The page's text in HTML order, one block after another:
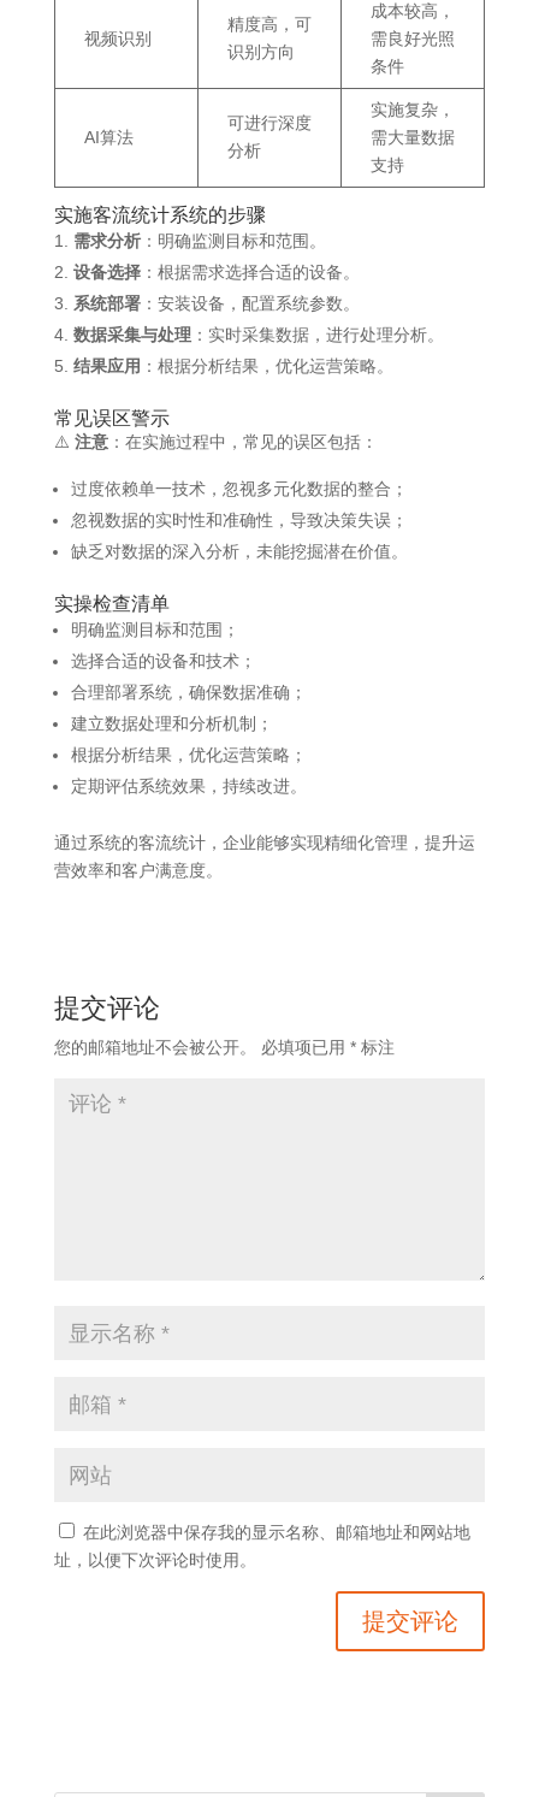
视频识别
精度高，可
识别方向
成本较高，
需良好光照
条件
AI算法
可进行深度
分析
实施复杂，
需大量数据
支持
实施客流统计系统的步骤
需求分析：​明确监测目标和范围。
设备选择：​根据需求选择合适的设备。
系统部署：​安装设备，配置系统参数。
数据采集与处理：​实时采集数据，进行处理分析。
结果应用 ：​根据分析结果，优化运营策略。​
常见误区警示
⚠️ 注意：在实施过程中，常见的误区包括：​
过度依赖单一技术，忽视多元化数据的整合；
忽视数据的实时性和准确性，导致决策失误；
缺乏对数据的深入分析，未能挖掘潜在价值。​
实操检查清单
明确监测目标和范围；
选择合适的设备和技术；
合理部署系统，确保数据准确；
建立数据处理和分析机制；
根据分析结果，优化运营策略；
定期评估系统效果，持续改进。​
通过系统的客流统计，企业能够实现精细化管理，提升运
营效率和客户满意度。
提交评论
您的邮箱地址不会被公开。 必填项已用 *标注
在此浏览器中保存我的显示名称、邮箱地址和网站地
址，以便下次评论时使用。